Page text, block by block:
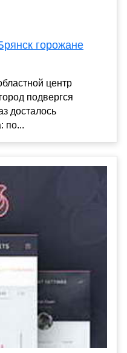
горожане
центр
подвергся
досталось
по...